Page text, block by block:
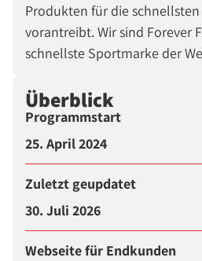
Produkten für die
vorantreibt. Wir sind Forever
schnellste Sportmarke der
Überblick
Programmstart
25. April 2024
Zuletzt geupdatet
30. Juli 2026
Webseite für Endkunden